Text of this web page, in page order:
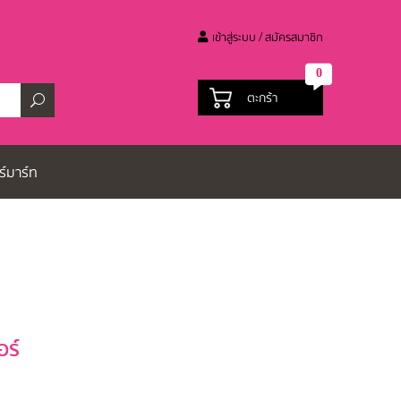
เข้าสู่ระบบ / สมัครสมาชิก
ตะกร้า
0
มาร์ท
ร์